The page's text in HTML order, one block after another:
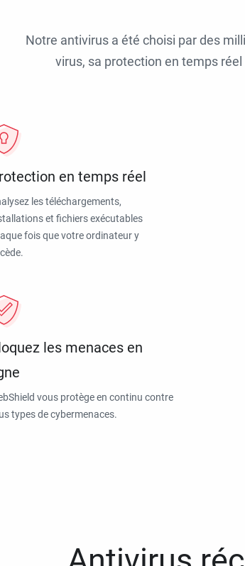
Notre antivirus a été choisi par des
virus, sa protection en temps
en temps réel
les téléchargements,
et fichiers exécutables
fois que votre ordinateur y
les menaces en
vous protège en continu contre
types de cybermenaces.